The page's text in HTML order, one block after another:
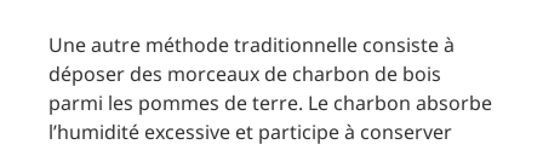
Une autre méthode traditionnelle consiste à
déposer des morceaux de charbon de bois
parmi les pommes de terre. Le charbon absorbe
l’humidité excessive et participe à conserver